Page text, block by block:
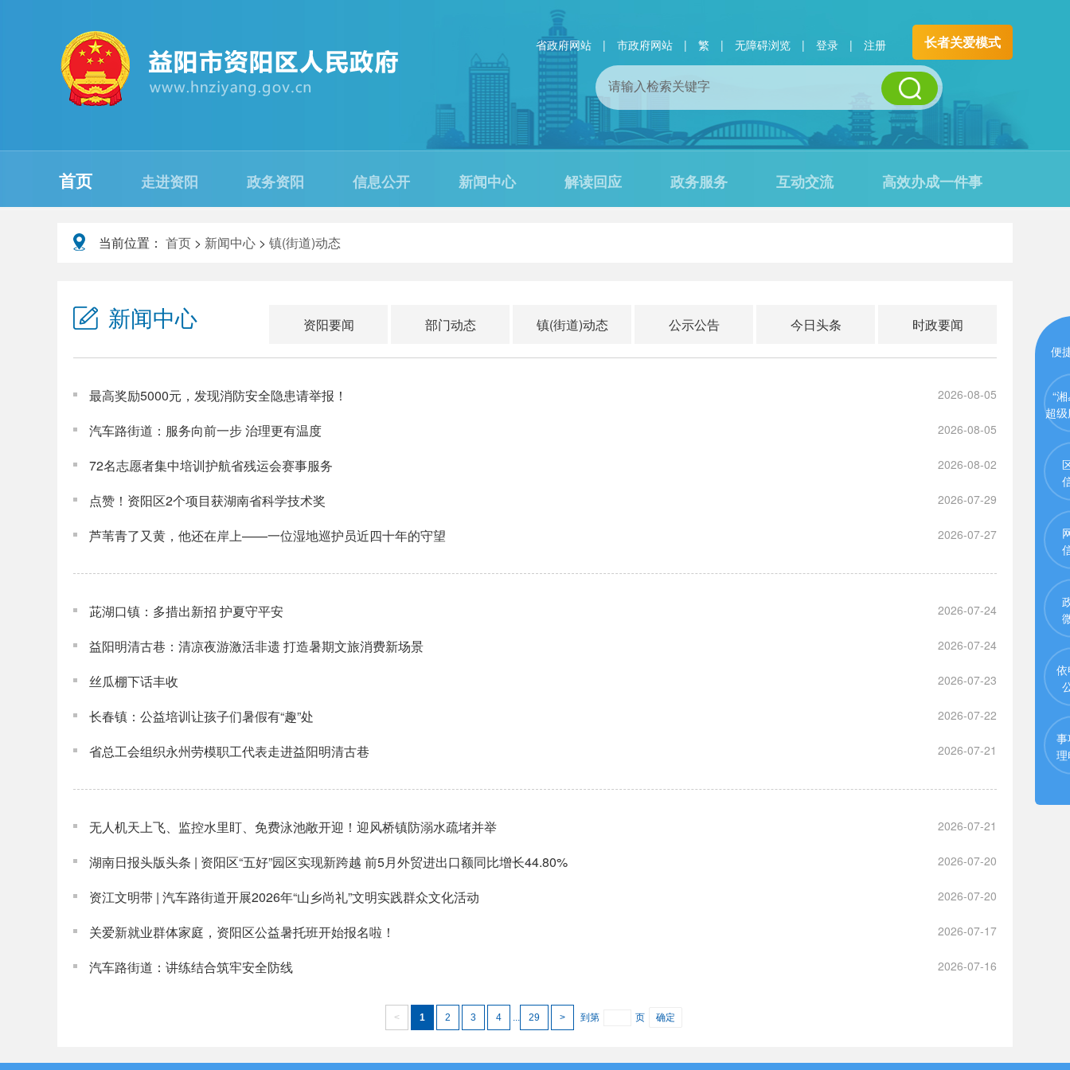
省政府网站 | 市政府网站 | 繁 | 无障碍浏览 | 登录 | 注册 长者关爱模式
首页 走进资阳 政务资阳 信息公开 新闻中心 解读回应 政务服务 互动交流 高效办成一件事
当前位置： 首页 > 新闻中心 > 镇(街道)动态
新闻中心 资阳要闻 部门动态 镇(街道)动态 公示公告 今日头条 时政要闻
2026-08-05
最高奖励5000元，发现消防安全隐患请举报！
2026-08-05
汽车路街道：服务向前一步 治理更有温度
2026-08-02
72名志愿者集中培训护航省残运会赛事服务
2026-07-29
点赞！资阳区2个项目获湖南省科学技术奖
2026-07-27
芦苇青了又黄，他还在岸上——一位湿地巡护员近四十年的守望
2026-07-24
茈湖口镇：多措出新招 护夏守平安
2026-07-24
益阳明清古巷：清凉夜游激活非遗 打造暑期文旅消费新场景
2026-07-23
丝瓜棚下话丰收
2026-07-22
长春镇：公益培训让孩子们暑假有“趣”处
2026-07-21
省总工会组织永州劳模职工代表走进益阳明清古巷
2026-07-21
无人机天上飞、监控水里盯、免费泳池敞开迎！迎风桥镇防溺水疏堵并举
2026-07-20
湖南日报头版头条 | 资阳区“五好”园区实现新跨越 前5月外贸进出口额同比增长44.80%
2026-07-20
资江文明带 | 汽车路街道开展2026年“山乡尚礼”文明实践群众文化活动
2026-07-17
关爱新就业群体家庭，资阳区公益暑托班开始报名啦！
2026-07-16
汽车路街道：讲练结合筑牢安全防线
< 1 2 3 4 ... 29 > 到第 页 确定
便
“
超